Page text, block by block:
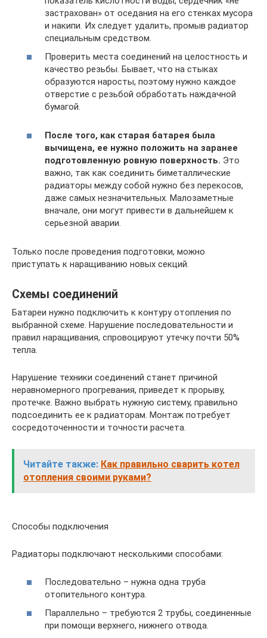
застрахован» от оседания на его стенках мусора
и накипи. Их следует удалить, промыв радиатор
специальным средством.
Проверить места соединений на целостность и
качество резьбы. Бывает, что на стыках
образуются наросты, поэтому нужно каждое
отверстие с резьбой обработать наждачной
бумагой.
После того, как старая батарея была
вычищена, ее нужно положить на заранее
подготовленную ровную поверхность. Это
важно, так как соединить биметаллические
радиаторы между собой нужно без перекосов,
даже самых незначительных. Малозаметные
вначале, они могут привести в дальнейшем к
серьезной аварии.
Только после проведения подготовки, можно
приступать к наращиванию новых секций.
Схемы соединений
Батареи нужно подключить к контуру отопления по
выбранной схеме. Нарушение последовательности и
правил наращивания, спровоцируют утечку почти 50%
тепла.
Нарушение техники соединений станет причиной
неравномерного прогревания, приведет к прорыву,
протечке. Важно выбрать нужную систему, правильно
подсоединить ее к радиаторам. Монтаж потребует
сосредоточенности и точности расчета.
Читайте также: Как правильно сварить котел
отопления своими руками?
Способы подключения
Радиаторы подключают несколькими способами:
Последовательно – нужна одна труба
отопительного контура.
Параллельно – требуются 2 трубы, соединенные
при помощи верхнего, нижнего отвода.